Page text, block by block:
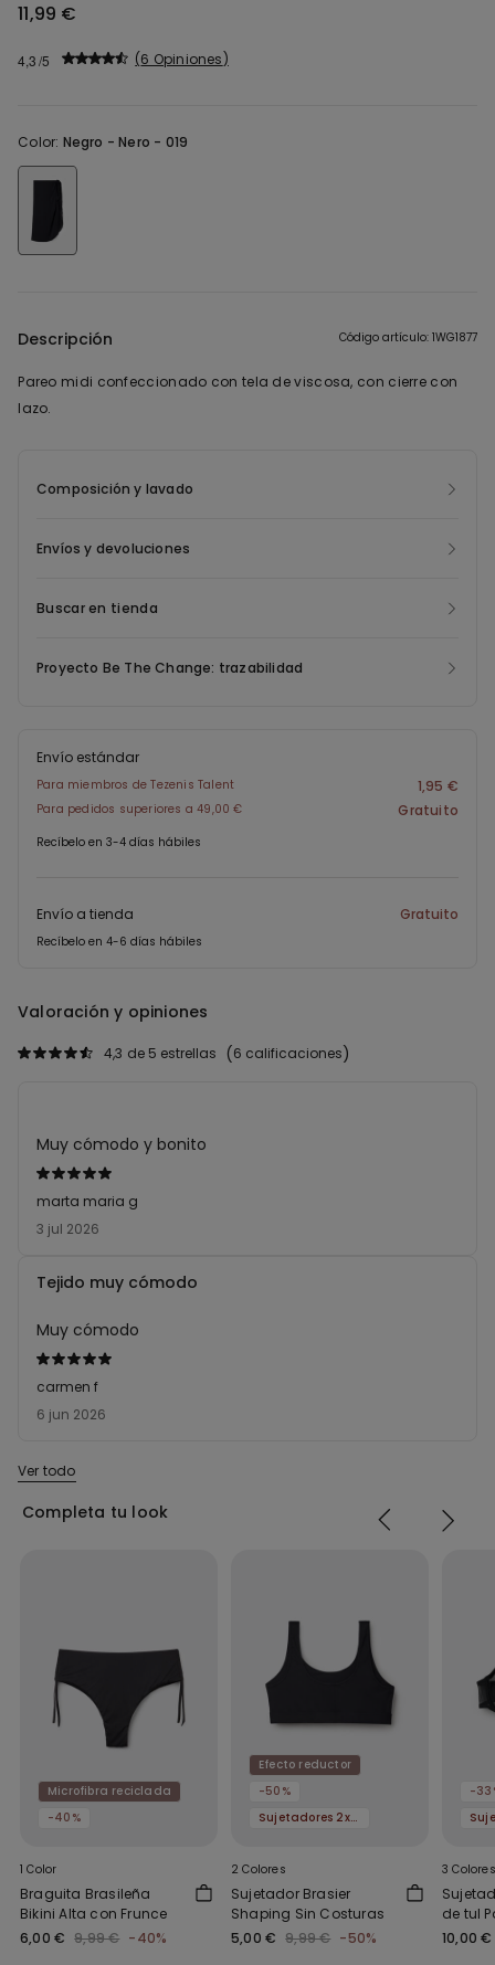
11,99 €
4,3 6 Opiniones
Color: Negro -Nero - 019
Descripción Código artículo: 1WG1877
Pareo midi confeccionado con tela de viscosa, con cierre con
lazo.
Composición y lavado
Envíos y devoluciones
Buscar en tienda
Proyecto Be The Change: trazabilidad
Envío estándar
Para miembros de Tezenis Talent 1,95 €
Para pedidos superiores a 49,00 € Gratuito
Recíbelo en 3-4 días hábiles
Envío a tienda Gratuito
Recíbelo en 4-6 días hábiles
Valoración y opiniones
6 calificaciones
4,3 de 5 estrellas
Calificación
de
5
3 jul 2026
marta maria g
Muy cómodo y bonito
Calificación
de
5
6 jun 2026
carmen f
Tejido muy cómodo
Muy cómodo
Ver todo
Completa tu look
Microfibra reciclada
-40%
1 Color
Braguita Brasileña
Bikini Alta con Frunce
6,00 € 9,99 € -40%
Efecto reductor
-50%
Sujetadores 2x15€
2 Colores
Sujetador Brasier
Shaping Sin Costuras
5,00 € 9,99 € -50%
-
3 Colores
de tul
10,00 €